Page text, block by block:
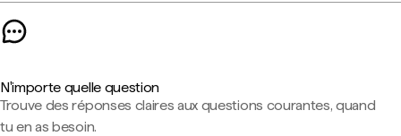
N'importe quelle question
Trouve des réponses claires aux questions courantes, quand
tu en as besoin.